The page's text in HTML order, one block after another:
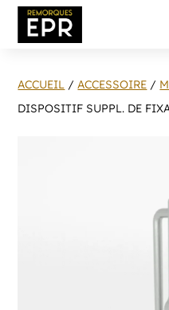
ACCUEIL /ACCESSOIRE /
DISPOSITIF SUPPL. DE